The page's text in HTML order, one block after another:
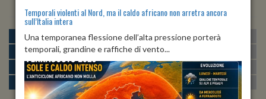
MATTINA min:23º max:31º U:
POMERIGGIO min:29º max:30º
SERA min:24º max:32º U:79% 94%
NOTTE min: 23º max:25º U:87%
Temporali violenti al Nord, ma il caldo africano non arretra ancora
sull’Italia intera
Una temporanea flessione dell’alta pressione porterà
temporali, grandine e raffiche di vento...